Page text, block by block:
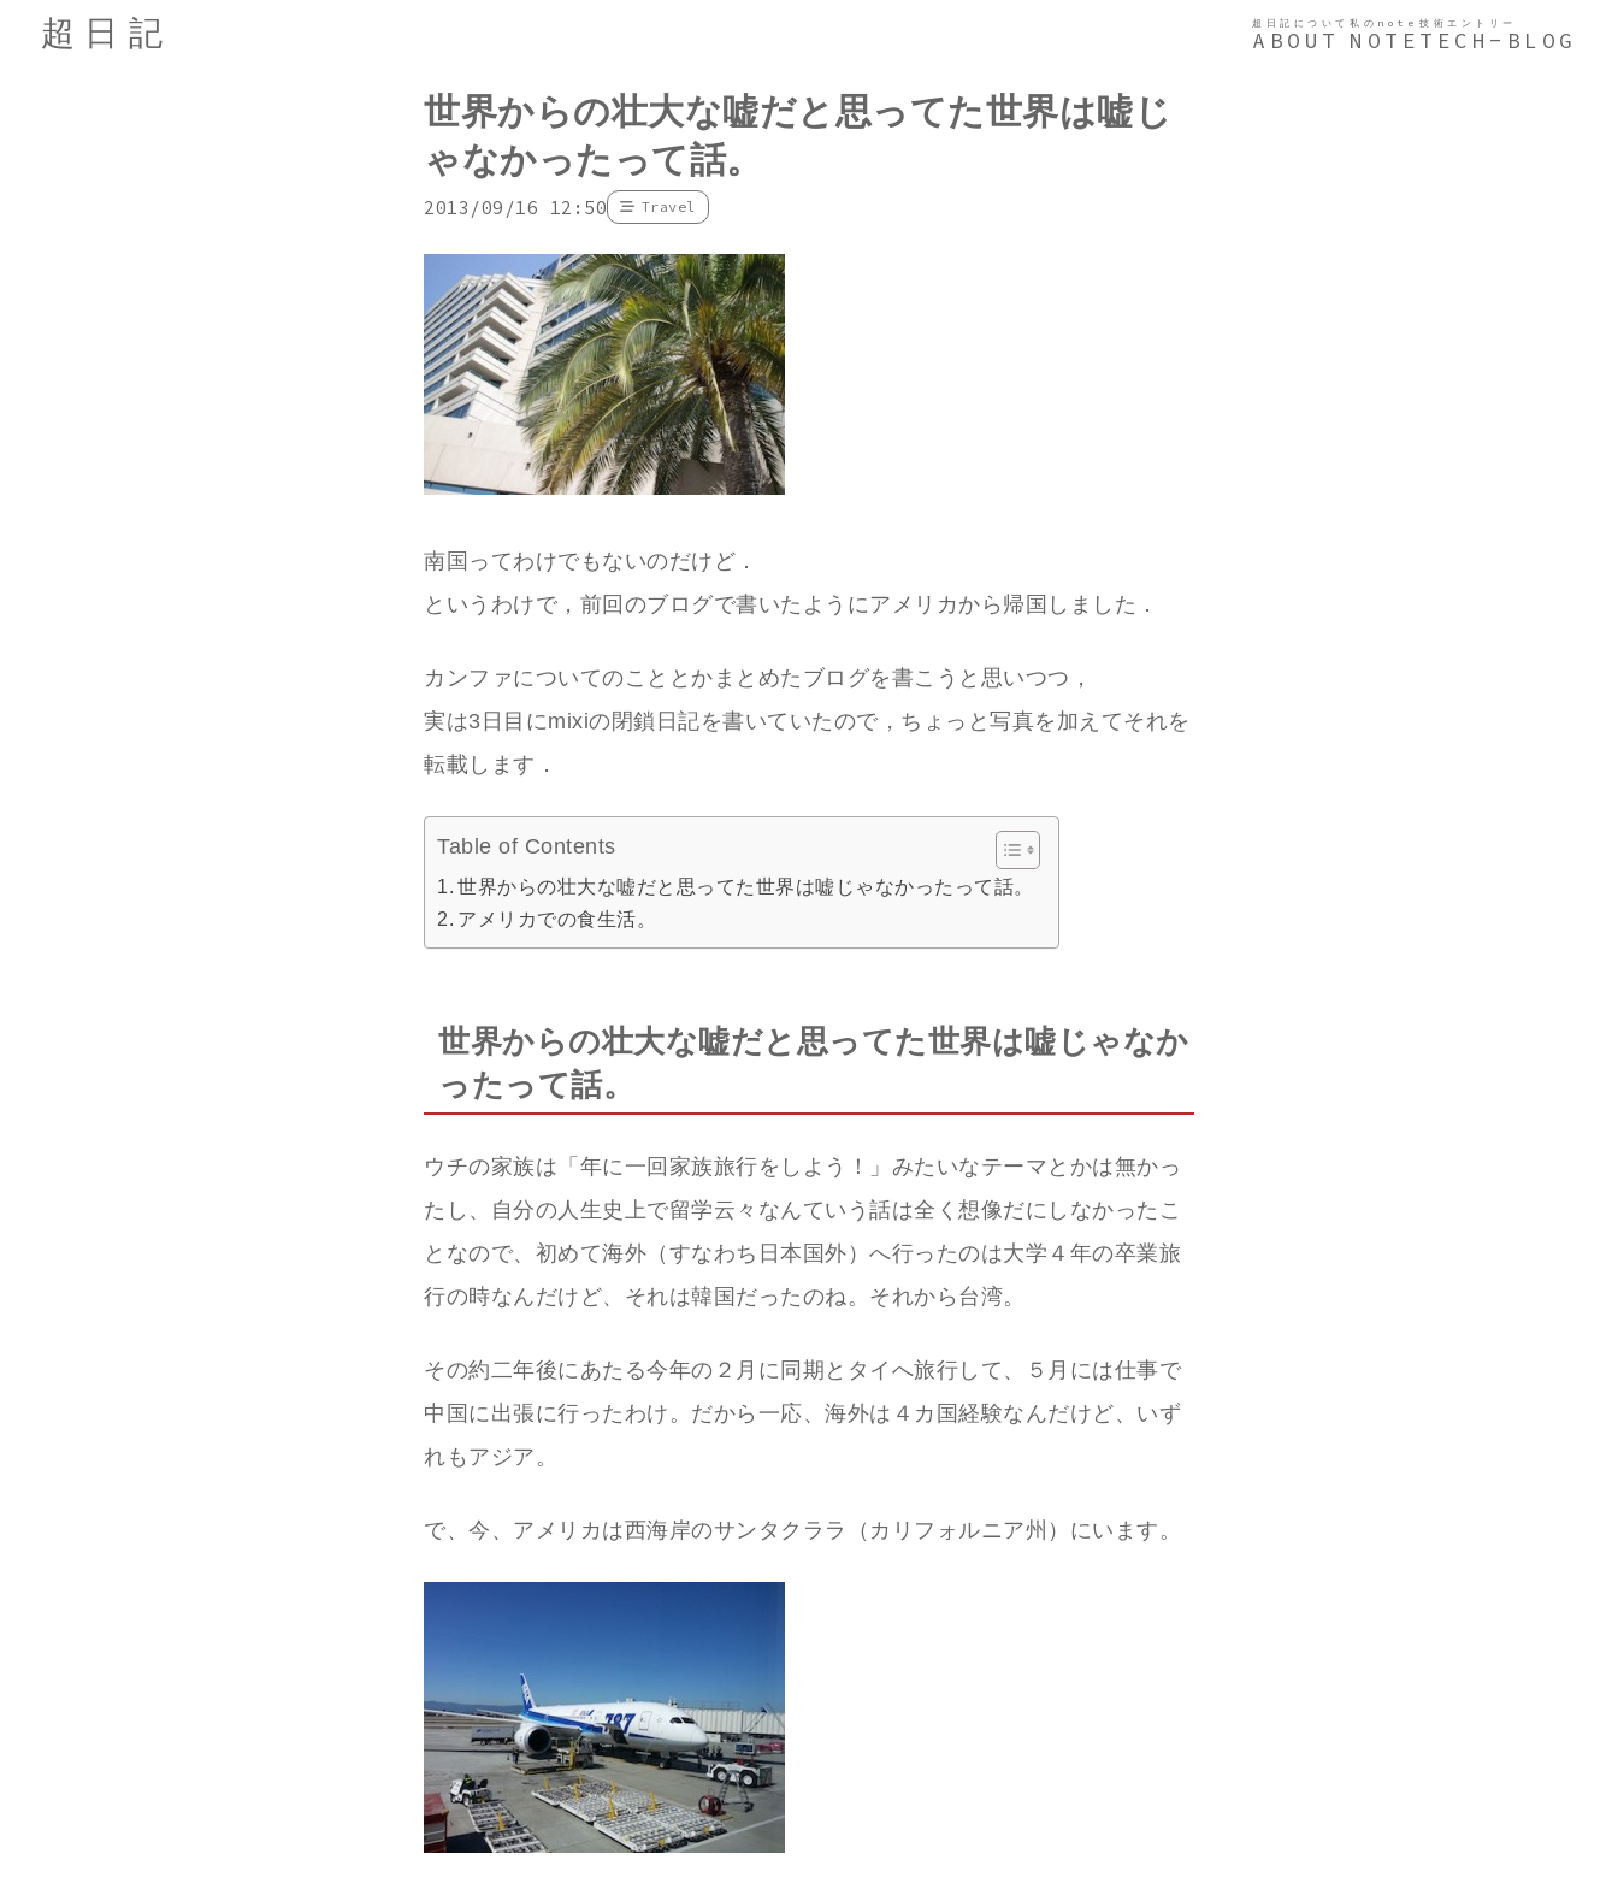
超日記 超日記について
ABOUT
私のnote
NOTE
技術エントリー
TECH-BLOG
世界からの壮大な嘘だと思ってた世界は嘘じ
ゃなかったって話。
2013/09/16 12:50 Travel
南国ってわけでもないのだけど．
というわけで，前回のブログで書いたようにアメリカから帰国しました．
カンファについてのこととかまとめたブログを書こうと思いつつ，
実は3日目にmixiの閉鎖日記を書いていたので，ちょっと写真を加えてそれを
転載します．
Table of Contents
世界からの壮大な嘘だと思ってた世界は嘘じゃなかったって話。
アメリカでの食生活。
世界からの壮大な嘘だと思ってた世界は嘘じゃなか
ったって話。
ウチの家族は「年に一回家族旅行をしよう！」みたいなテーマとかは無かっ
たし、自分の人生史上で留学云々なんていう話は全く想像だにしなかったこ
となので、初めて海外（すなわち日本国外）へ行ったのは大学４年の卒業旅
行の時なんだけど、それは韓国だったのね。それから台湾。
その約二年後にあたる今年の２月に同期とタイへ旅行して、５月には仕事で
中国に出張に行ったわけ。だから一応、海外は４カ国経験なんだけど、いず
れもアジア。
で、今、アメリカは西海岸のサンタクララ（カリフォルニア州）にいます。